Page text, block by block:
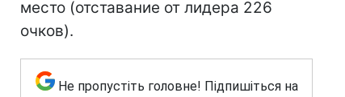
место (отставание от лидера 226
очков).
Не пропустіть головне! Підпишіться на